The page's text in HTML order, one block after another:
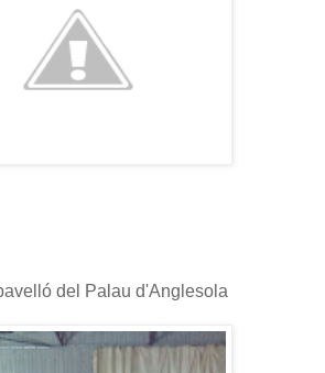
del Palau d'Anglesola